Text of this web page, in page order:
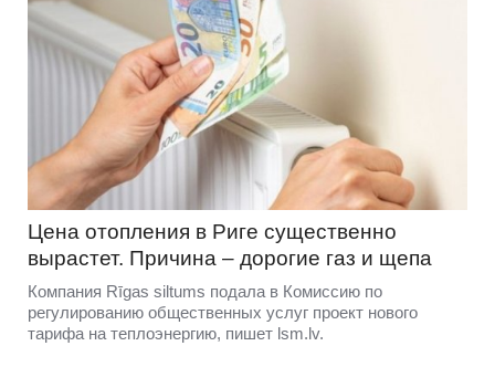
Цена отопления в Риге существенно
вырастет. Причина – дорогие газ и щепа
Компания Rīgas siltums подала в Комиссию по
регулированию общественных услуг проект нового
тарифа на теплоэнергию, пишет lsm.lv.